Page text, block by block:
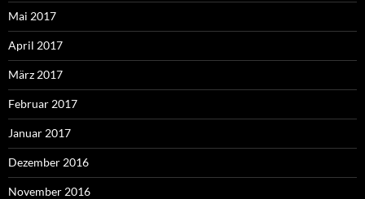
Mai 2017
April 2017
März 2017
Februar 2017
Januar 2017
Dezember 2016
November 2016